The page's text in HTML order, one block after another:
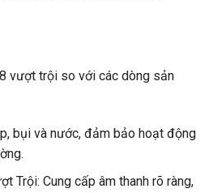
vượt trội so với các dòng sản
bụi và nước, đảm bảo hoạt động
Trội: Cung cấp âm thanh rõ ràng,